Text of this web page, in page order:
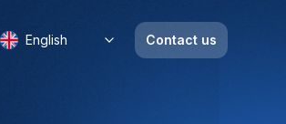
English Contact us